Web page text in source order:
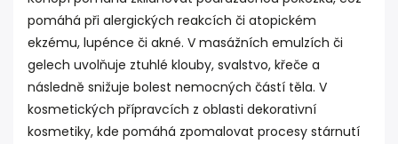
pomáhá při alergických reakcích či atopickém
ekzému, lupénce či akné. V masážních emulzích či
gelech uvolňuje ztuhlé klouby, svalstvo, křeče a
následně snižuje bolest nemocných částí těla. V
kosmetických přípravcích z oblasti dekorativní
kosmetiky, kde pomáhá zpomalovat procesy stárnutí